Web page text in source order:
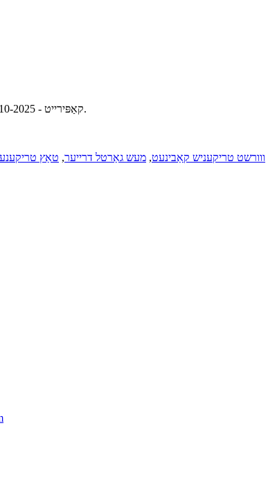
© קאַפּירייט - 2010-2025: אַלע רעכטן רעזערווירט.
ווורשט טריקעניש קאַבינעט, מעש גאַרטל דרייער, טאַץ